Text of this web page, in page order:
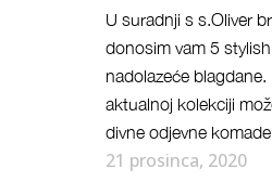
U suradnji s s.Oliver
donosim vam 5
nadolazeće blagdane.
aktualnoj kolekciji
divne odjevne komade
21 prosinca, 2020